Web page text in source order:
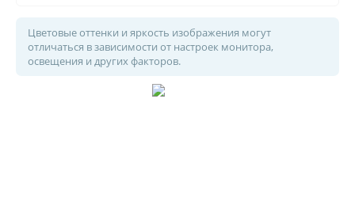
Цветовые оттенки и яркость изображения могут
отличаться в зависимости от настроек монитора,
освещения и других факторов.